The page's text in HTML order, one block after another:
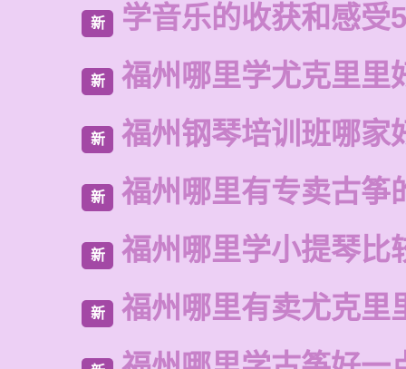
新 学音乐的收获和感受
新 福州哪里学尤克里里
新 福州钢琴培训班哪家
新 福州哪里有专卖古筝
新 福州哪里学小提琴比
新 福州哪里有卖尤克里